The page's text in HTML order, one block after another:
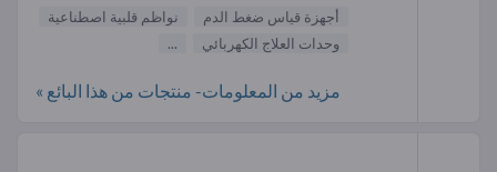
أجهزة قياس ضغط الدم
نواظم قلبية اصطناعية
وحدات العلاج الكهربائي
...
مزيد من المعلومات- منتجات من هذا البائع »